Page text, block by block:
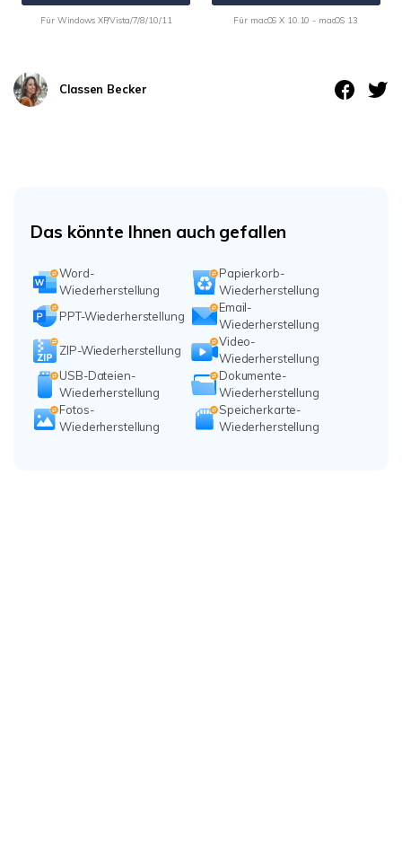
Für Windows XP/Vista/7/8/10/11 Für macOS X 10.10 - macOS 13
Classen Becker
Das könnte Ihnen auch gefallen
Word-
Wiederherstellung
Papierkorb-
Wiederherstellung
PPT-Wiederherstellung
Email-
Wiederherstellung
ZIP-Wiederherstellung
Video-
Wiederherstellung
USB-Dateien-
Wiederherstellung
Dokumente-
Wiederherstellung
Fotos-
Wiederherstellung
Speicherkarte-
Wiederherstellung